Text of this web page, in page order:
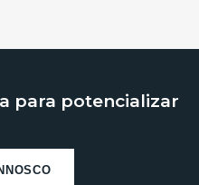
para potencializar